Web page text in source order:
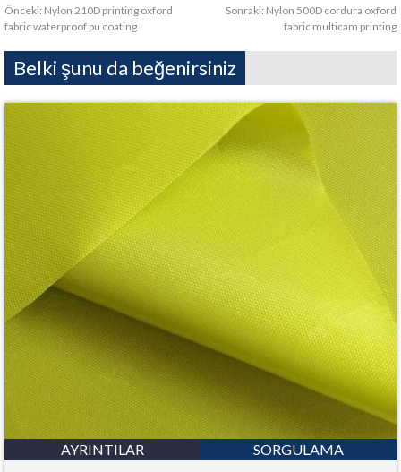
Önceki: Nylon 210D printing oxford
fabric waterproof pu coating
Sonraki: Nylon 500D cordura oxford
fabric multicam printing
Belki şunu da beğenirsiniz
AYRINTILAR SORGULAMA